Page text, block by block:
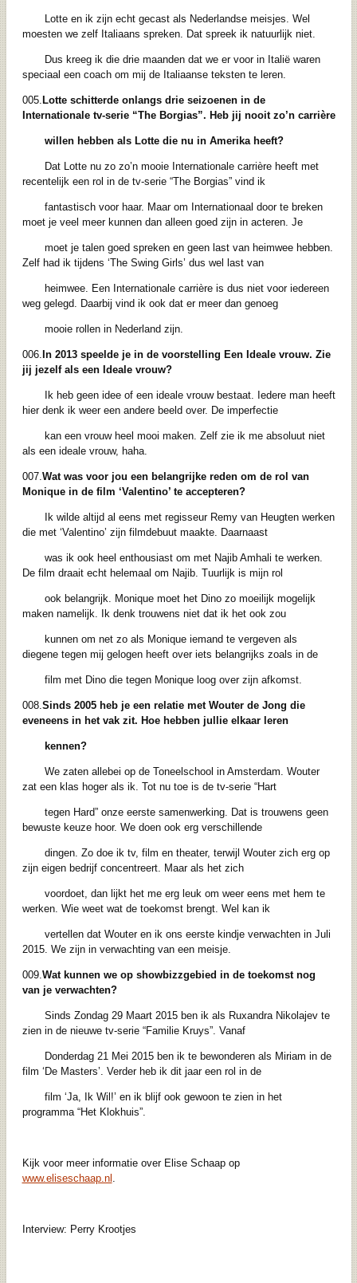
Lotte en ik zijn echt gecast als Nederlandse meisjes. Wel
moesten we zelf Italiaans spreken. Dat spreek ik natuurlijk niet.
Dus kreeg ik die drie maanden dat we er voor in Italië waren
speciaal een coach om mij de Italiaanse teksten te leren.
005. Lotte schitterde onlangs drie seizoenen in de
Internationale tv-serie “The Borgias”. Heb jij nooit zo’n carrière
willen hebben als Lotte die nu in Amerika heeft?
Dat Lotte nu zo zo’n mooie Internationale carrière heeft met
recentelijk een rol in de tv-serie “The Borgias” vind ik
fantastisch voor haar. Maar om Internationaal door te breken
moet je veel meer kunnen dan alleen goed zijn in acteren. Je
moet je talen goed spreken en geen last van heimwee hebben.
Zelf had ik tijdens ‘The Swing Girls’ dus wel last van
heimwee. Een Internationale carrière is dus niet voor iedereen
weg gelegd. Daarbij vind ik ook dat er meer dan genoeg
mooie rollen in Nederland zijn.
006. In 2013 speelde je in de voorstelling Een Ideale vrouw. Zie
jij jezelf als een Ideale vrouw?
Ik heb geen idee of een ideale vrouw bestaat. Iedere man heeft
hier denk ik weer een andere beeld over. De imperfectie
kan een vrouw heel mooi maken. Zelf zie ik me absoluut niet
als een ideale vrouw, haha.
007. Wat was voor jou een belangrijke reden om de rol van
Monique in de film ‘Valentino’ te accepteren?
Ik wilde altijd al eens met regisseur Remy van Heugten werken
die met ‘Valentino’ zijn filmdebuut maakte. Daarnaast
was ik ook heel enthousiast om met Najib Amhali te werken.
De film draait echt helemaal om Najib. Tuurlijk is mijn rol
ook belangrijk. Monique moet het Dino zo moeilijk mogelijk
maken namelijk. Ik denk trouwens niet dat ik het ook zou
kunnen om net zo als Monique iemand te vergeven als
diegene tegen mij gelogen heeft over iets belangrijks zoals in de
film met Dino die tegen Monique loog over zijn afkomst.
008. Sinds 2005 heb je een relatie met Wouter de Jong die
eveneens in het vak zit. Hoe hebben jullie elkaar leren
kennen?
We zaten allebei op de Toneelschool in Amsterdam. Wouter
zat een klas hoger als ik. Tot nu toe is de tv-serie “Hart
tegen Hard” onze eerste samenwerking. Dat is trouwens geen
bewuste keuze hoor. We doen ook erg verschillende
dingen. Zo doe ik tv, film en theater, terwijl Wouter zich erg op
zijn eigen bedrijf concentreert. Maar als het zich
voordoet, dan lijkt het me erg leuk om weer eens met hem te
werken. Wie weet wat de toekomst brengt. Wel kan ik
vertellen dat Wouter en ik ons eerste kindje verwachten in Juli
2015. We zijn in verwachting van een meisje.
009. Wat kunnen we op showbizzgebied in de toekomst nog
van je verwachten?
Sinds Zondag 29 Maart 2015 ben ik als Ruxandra Nikolajev te
zien in de nieuwe tv-serie “Familie Kruys”. Vanaf
Donderdag 21 Mei 2015 ben ik te bewonderen als Miriam in de
film ‘De Masters’. Verder heb ik dit jaar een rol in de
film ‘Ja, Ik Wil!’ en ik blijf ook gewoon te zien in het
programma “Het Klokhuis”.
Kijk voor meer informatie over Elise Schaap op
www.eliseschaap.nl
Interview: Perry Krootjes